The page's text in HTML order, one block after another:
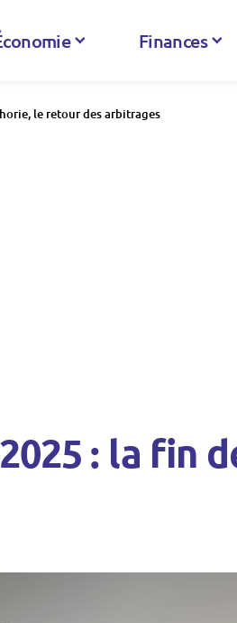
Finances
le retour des arbitrages
: la fin